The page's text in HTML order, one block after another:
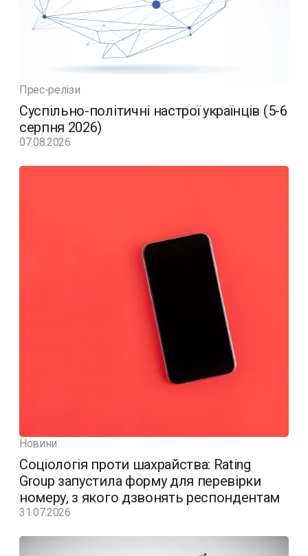
Прес-релізи
Суспільно-політичні настрої українців (5-6
серпня 2026)
07.08.2026
Новини
Соціологія проти шахрайства: Rating
Group запустила форму для перевірки
номеру, з якого дзвонять респондентам
31.07.2026